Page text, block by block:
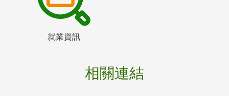
就業資訊
相關連結